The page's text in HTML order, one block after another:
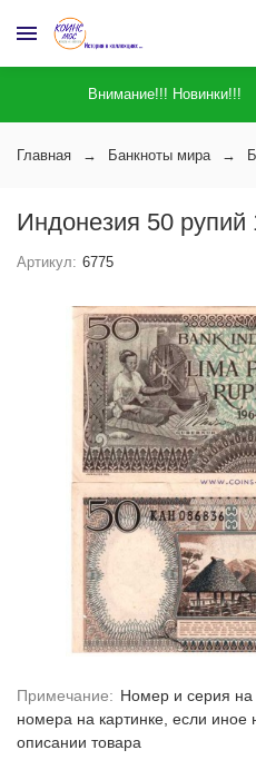
Внимание!!! Новинки!!!
Главная Банкноты мира
Индонезия 50 рупий
Артикул: 6775
Примечание: Номер и серия на
номера на картинке, если иное
описании товара